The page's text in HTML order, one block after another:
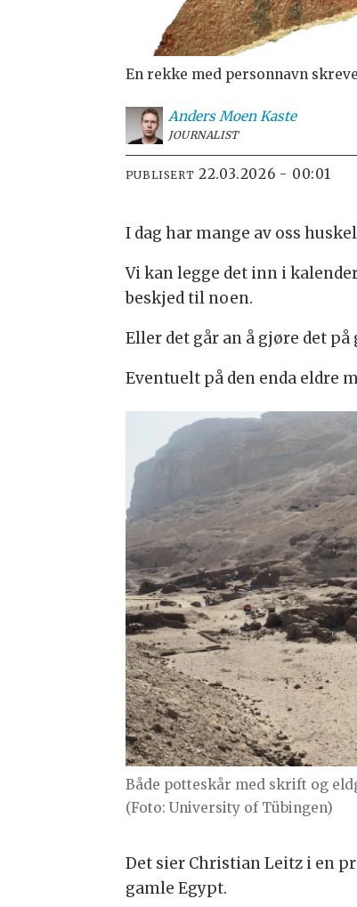
En rekke med personnavn
Anders Moen Kaste
JOURNALIST
PUBLISERT 22.03.2026 - 00:01
I dag har mange av oss
Vi kan legge det inn i
beskjed til noen.
Eller det går an å gjøre det
Eventuelt på den enda eldre
Både potteskår med skrift og
(Foto: University of Tübingen)
Det sier Christian Leitz i en
gamle Egypt.